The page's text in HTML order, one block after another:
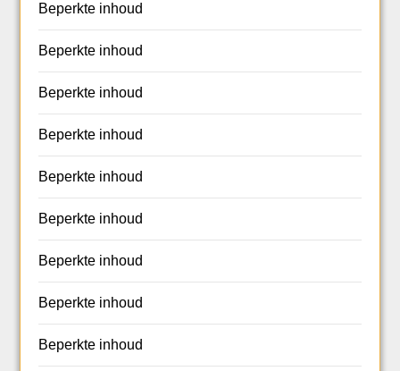
Beperkte inhoud
Beperkte inhoud
Beperkte inhoud
Beperkte inhoud
Beperkte inhoud
Beperkte inhoud
Beperkte inhoud
Beperkte inhoud
Beperkte inhoud